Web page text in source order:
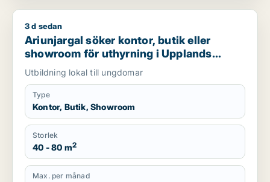
Ariunjargal söker kontor, butik eller showroom för
3 d sedan
Ariunjargal söker kontor, butik eller
showroom för uthyrning i Upplands
Väsby, Sollentuna eller Sundbyberg m.fl.
Utbildning lokal till ungdomar
Type
Kontor, Butik, Showroom
Storlek
40 - 80 m2
Max. per månad